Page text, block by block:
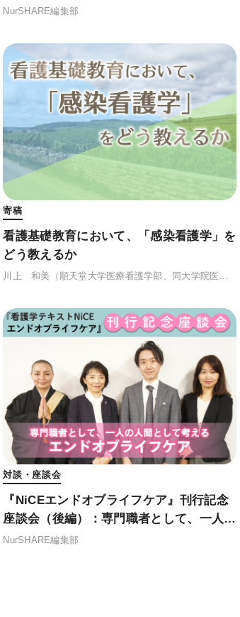
Ⅰ・Ⅱ（改訂第3版）』に込めた想い
NurSHARE編集部
寄稿
看護基礎教育において、「感染看護学」を
どう教えるか
川上 和美 （順天堂大学医療看護学部、同大学院医療看護学研究科 准教授）
対談・座談会
『NiCEエンドオブライフケア』刊行記念
座談会（後編）：専門職者として、一人の
人間として考えるエンドオブライフケア
NurSHARE編集部